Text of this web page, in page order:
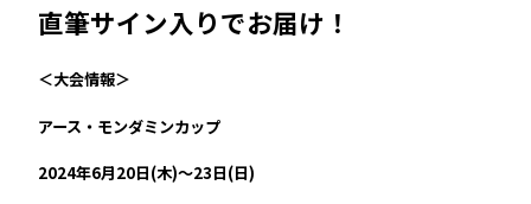
直筆サイン入りでお届け！
＜大会情報＞
アース・モンダミンカップ
2024年6月20日(木)～23日(日)